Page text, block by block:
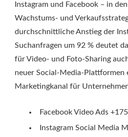
Instagram und Facebook – in
Wachstums- und
durchschnittliche Anstieg der
Suchanfragen um 92 % deutet
für Video- und Foto-Sharing
neuer Social-Media-Plattformen
Marketingkanal für
Facebook Video Ads
Instagram Social Media